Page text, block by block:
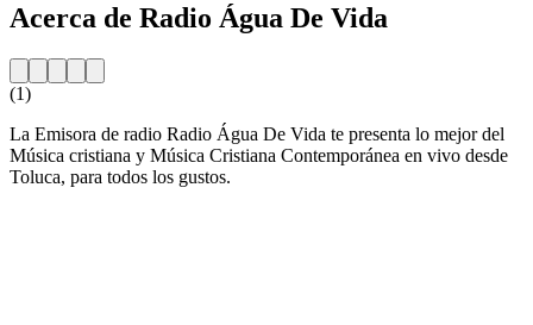
Acerca de Radio Água De Vida
(1)
La Emisora de radio Radio Água De Vida te presenta lo mejor del
Música cristiana y Música Cristiana Contemporánea en vivo desde
Toluca, para todos los gustos.